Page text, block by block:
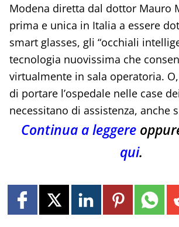
Modena diretta dal dottor Mauro
prima e unica in Italia a essere
smart glasses, gli “occhiali
tecnologia nuovissima che
virtualmente in sala operatoria.
di portare l’ospedale nelle case
necessitano di assistenza, anche
Continua a leggere
qui.